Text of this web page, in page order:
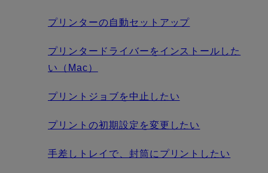
プリンターの自動セットアップ
プリンタードライバーをインストールした
い（Mac）
プリントジョブを中止したい
プリントの初期設定を変更したい
手差しトレイで、封筒にプリントしたい